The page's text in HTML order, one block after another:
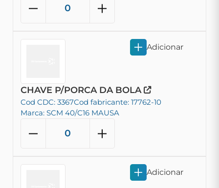
CHAVE P/PORCA DA BOLA
Cod CDC: 3367Cod fabricante: 17762-10
Marca: SCM 40/C16 MAUSA
Adicionar
Adicionar